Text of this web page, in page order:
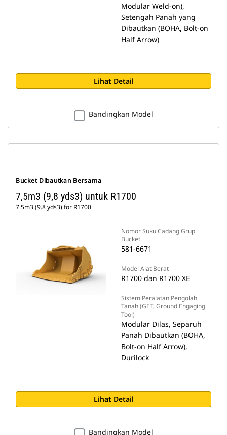
Modular Weld-on),
Setengah Panah yang
Dibautkan (BOHA, Bolt-on
Half Arrow)
Lihat Detail
Bandingkan Model
Bucket Dibautkan Bersama
7,5m3 (9,8 yds3) untuk R1700
7.5m3 (9.8 yds3) for R1700
Nomor Suku Cadang Grup
Bucket
581-6671
Model Alat Berat
R1700 dan R1700 XE
Sistem Peralatan Pengolah
Tanah (GET, Ground Engaging
Tool)
Modular Dilas, Separuh
Panah Dibautkan (BOHA,
Bolt-on Half Arrow),
Durilock
Lihat Detail
Bandingkan Model